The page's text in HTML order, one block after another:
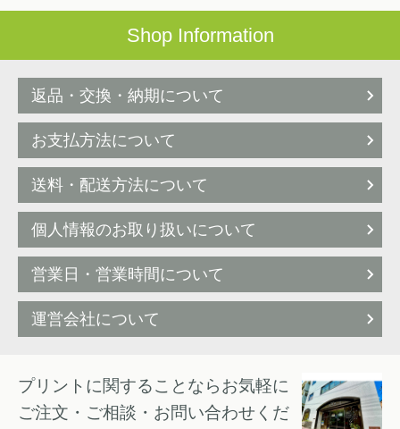
Shop Information
返品・交換・納期について
お支払方法について
送料・配送方法について
個人情報のお取り扱いについて
営業日・営業時間について
運営会社について
プリントに関することならお気軽に
ご注文・ご相談・お問い合わせくだ